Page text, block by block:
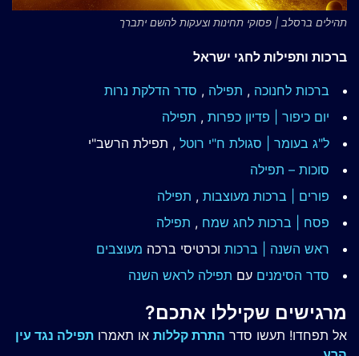
תהילים ברסלב | פסוקי תחינות וצעקות להשם יתברך
ברכות ותפילות לחגי ישראל
ברכות לחנוכה , תפילה , סדר הדלקת נרות
יום כיפור | פדיון כפרות , תפילה
ל"ג בעומר | סגולת ח"י רוטל , תפילת הרשב"י
סוכות – תפילה
פורים | ברכות מעוצבות , תפילה
פסח | ברכות לחג שמח , תפילה
ראש השנה | ברכות וכרטיסי ברכה מעוצבים
סדר הסימנים עם תפילה לראש השנה
מרגישים שקיללו אתכם?
אל תפחדו! תעשו סדר התרת קללות או תאמרו תפילה נגד עין